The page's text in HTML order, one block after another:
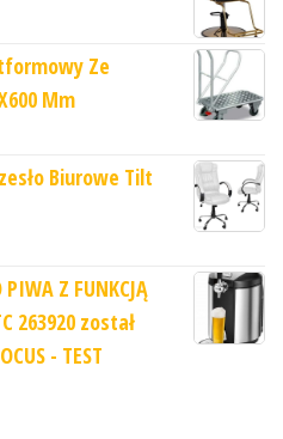
Ze
Mm
Biurowe Tilt
PIWA Z FUNKCJĄ
263920 został
- TEST